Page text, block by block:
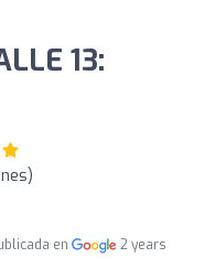
13:
en
2 years